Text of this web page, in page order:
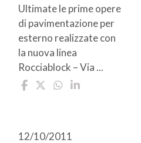
Ultimate le prime opere
di pavimentazione per
esterno realizzate con
la nuova linea
Rocciablock – Via ...
12/10/2011